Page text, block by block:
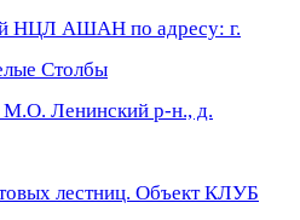
НЦЛ АШАН по адресу: г.
Столбы
Ленинский р-н., д.
лестниц. Объект КЛУБ